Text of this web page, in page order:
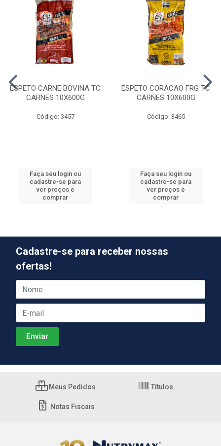
ESPETO CARNE BOVINA TC
CARNES 10X600G
Código: 3457
Faça seu login ou
cadastre-se para
ver preços e
comprar
ESPETO CORACAO FRG TC
CARNES 10X600G
Código: 3465
Faça seu login ou
cadastre-se para
ver preços e
comprar
Cadastre-se para receber nossas
ofertas!
Meus Pedidos Títulos
Notas Fiscais